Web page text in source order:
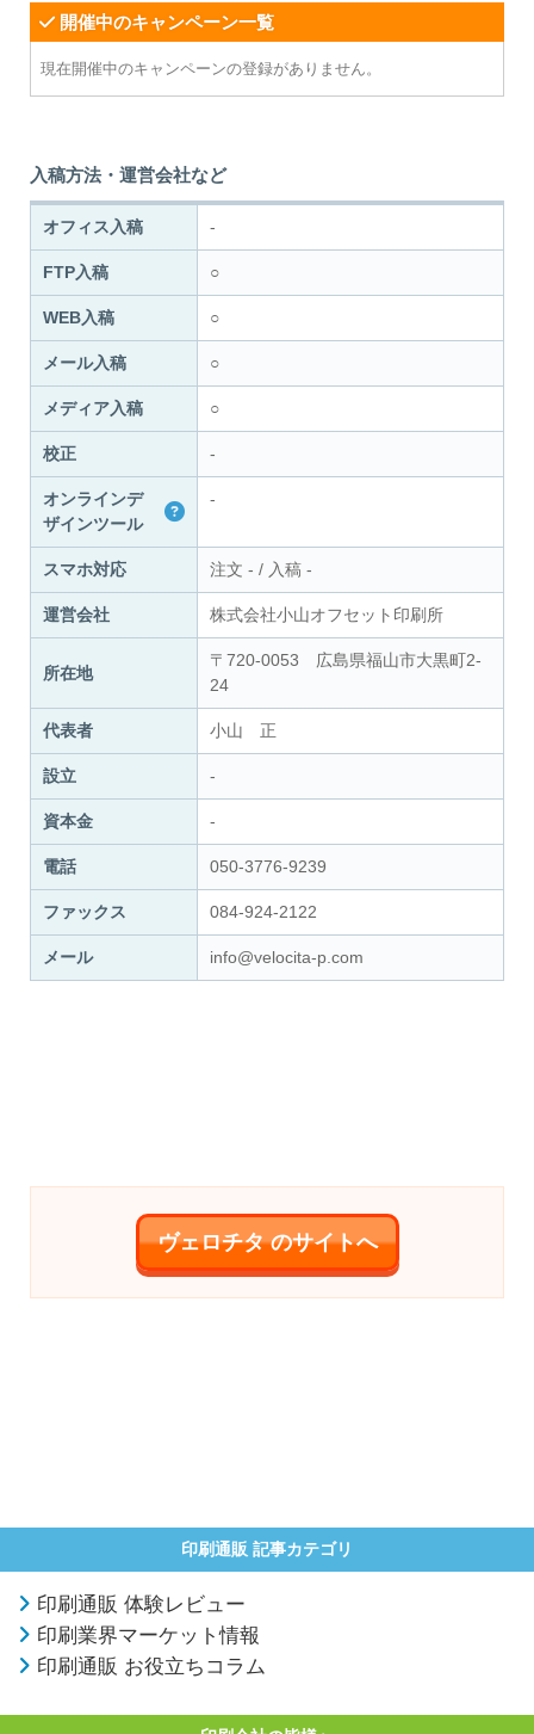
開催中のキャンペーン一覧
現在開催中のキャンペーンの登録がありません。
入稿方法・運営会社など
オフィス入稿 -
FTP入稿 ○
WEB入稿 ○
メール入稿 ○
メディア入稿 ○
校正 -
オンラインデ
ザインツール
-
スマホ対応 注文 - / 入稿 -
運営会社 株式会社小山オフセット印刷所
所在地
〒720-0053 広島県福山市大黒町2-
24
代表者 小山 正
設立 -
資本金 -
電話 050-3776-9239
ファックス 084-924-2122
メール info@velocita-p.com
ヴェロチタ のサイトへ
印刷通販 記事カテゴリ
印刷通販 体験レビュー
印刷業界マーケット情報
印刷通販 お役立ちコラム